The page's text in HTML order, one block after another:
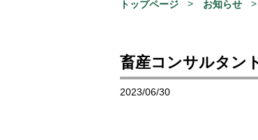
トップページ お知らせ
畜産コンサルタン
2023/06/30